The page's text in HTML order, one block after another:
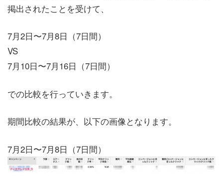
掲出されたことを受けて、
7月2日〜7月8日（7日間）
VS
7月10日〜7月16日（7日間）
での比較を行っていきます。
期間比較の結果が、以下の画像となります。
7月2日〜7月8日（7日間）